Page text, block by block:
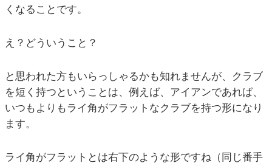
くなることです。
え？どういうこと？
と思われた方もいらっしゃるかも知れませんが、クラブ
を短く持つということは、例えば、アイアンであれば、
いつもよりもライ角がフラットなクラブを持つ形になり
ます。
ライ角がフラットとは右下のような形ですね（同じ番手